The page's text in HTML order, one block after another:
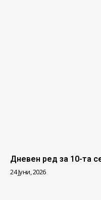
Дневен ред за 10-та
24 Јуни, 2026